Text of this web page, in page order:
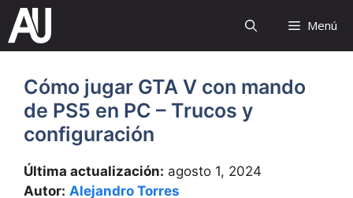
Saltar
contenido
Menú
Cómo jugar GTA V con mando
de PS5 en PC – Trucos y
configuración
Última actualización: agosto 1, 2024
Autor: Alejandro Torres